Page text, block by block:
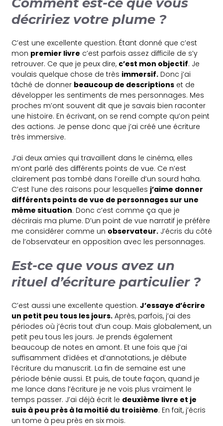
décririez votre plume ?
C’est une excellente question. Étant donné que c’est
mon premier livre c’est parfois assez difficile de s’y
retrouver. Ce que je peux dire, c’est mon objectif. Je
voulais quelque chose de très immersif. Donc j’ai
tâché de donner beaucoup de descriptions et de
développer les sentiments de mes personnages. Mes
proches m’ont souvent dit que je savais bien raconter
une histoire. En écrivant, on se rend compte qu’on peint
des actions. Je pense donc que j’ai créé une écriture
très immersive.
J’ai deux amies qui travaillent dans le cinéma, elles
m’ont parlé des différents points de vue. Ce n’est
clairement pas tombé dans l’oreille d’un sourd haha.
C’est l’une des raisons pour lesquelles j’aime donner
différents points de vue de personnages sur une
même situation. Donc c’est comme ça que je
décrirais ma plume. D’un point de vue narratif je préfère
me considérer comme un observateur. J’écris du côté
de l’observateur en opposition avec les personnages.
Est-ce que vous avez un
rituel d’écriture particulier ?
C’est aussi une excellente question.J’essaye d’écrire
un petit peu tous les jours. Après, parfois, j’ai des
périodes où j’écris tout d’un coup. Mais globalement, un
petit peu tous les jours. Je prends également
beaucoup de notes en amont. Et une fois que j’ai
suffisamment d’idées et d’annotations, je débute
l’écriture du manuscrit. La fin de semaine est une
période bénie aussi. Et puis, de toute façon, quand je
me lance dans l’écriture je ne vois plus vraiment le
temps passer. J’ai déjà écrit le deuxième livre et je
suis à peu près à la moitié du troisième. En fait, j’écris
un tome à peu près en six mois.